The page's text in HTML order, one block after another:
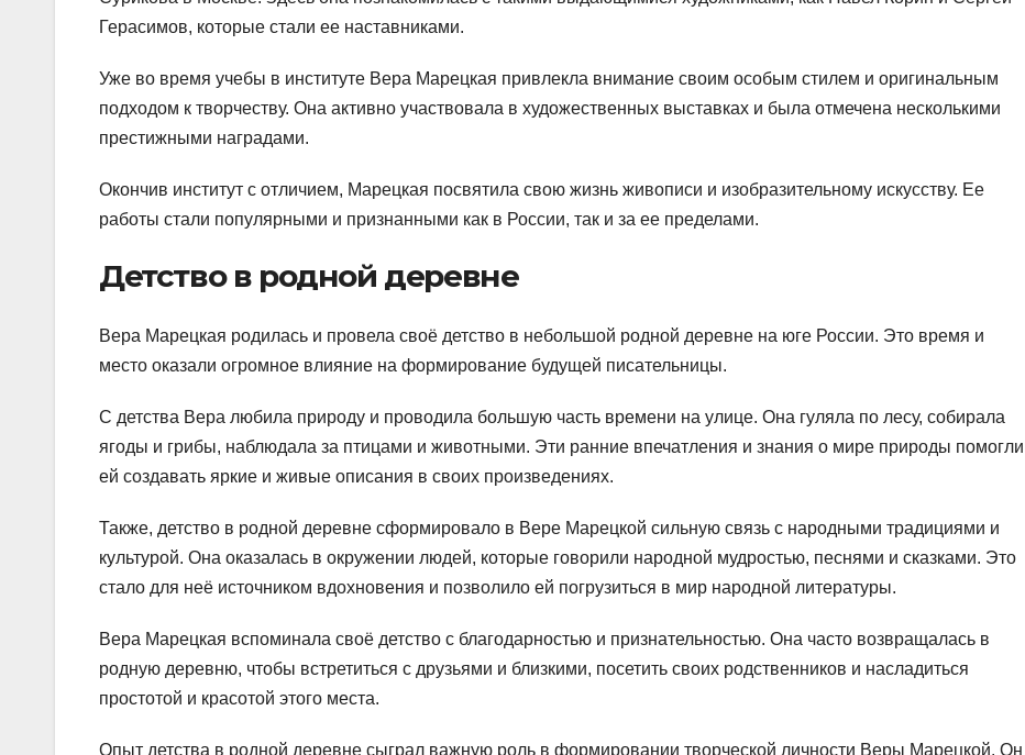
Герасимов, которые стали ее наставниками.
Уже во время учебы в институте Вера Марецкая привлекла внимание своим особым стилем и оригинальным
подходом к творчеству. Она активно участвовала в художественных выставках и была отмечена несколькими
престижными наградами.
Окончив институт с отличием, Марецкая посвятила свою жизнь живописи и изобразительному искусству. Ее
работы стали популярными и признанными как в России, так и за ее пределами.
Детство в родной деревне
Вера Марецкая родилась и провела своё детство в небольшой родной деревне на юге России. Это время и
место оказали огромное влияние на формирование будущей писательницы.
С детства Вера любила природу и проводила большую часть времени на улице. Она гуляла по лесу, собирала
ягоды и грибы, наблюдала за птицами и животными. Эти ранние впечатления и знания о мире природы помогли
ей создавать яркие и живые описания в своих произведениях.
Также, детство в родной деревне сформировало в Вере Марецкой сильную связь с народными традициями и
культурой. Она оказалась в окружении людей, которые говорили народной мудростью, песнями и сказками. Это
стало для неё источником вдохновения и позволило ей погрузиться в мир народной литературы.
Вера Марецкая вспоминала своё детство с благодарностью и признательностью. Она часто возвращалась в
родную деревню, чтобы встретиться с друзьями и близкими, посетить своих родственников и насладиться
простотой и красотой этого места.
Опыт детства в родной деревне сыграл важную роль в формировании творческой личности Веры Марецкой. Он